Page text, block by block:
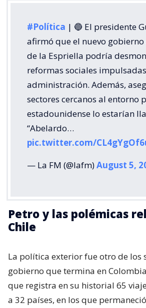
#Política | 🔵 El presidente
afirmó que el nuevo
de la Espriella podría
reformas sociales
administración. Además,
sectores cercanos al entorno
estadounidense lo estarían
“Abelardo…
pic.twitter.com/
— La FM (@lafm)August 5,
Petro y las polémicas
Chile
La política exterior fue otro de los
gobierno que termina en
que registra en su historial 65
a 32 países, en los que